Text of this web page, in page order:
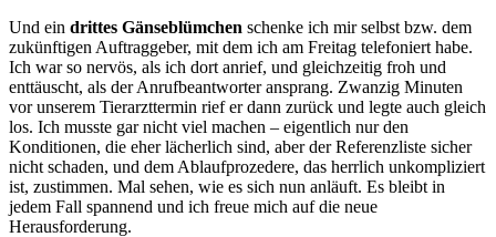
Und ein drittes Gänseblümchen schenke ich mir selbst bzw. dem
zukünftigen Auftraggeber, mit dem ich am Freitag telefoniert habe.
Ich war so nervös, als ich dort anrief, und gleichzeitig froh und
enttäuscht, als der Anrufbeantworter ansprang. Zwanzig Minuten
vor unserem Tierarzttermin rief er dann zurück und legte auch gleich
los. Ich musste gar nicht viel machen – eigentlich nur den
Konditionen, die eher lächerlich sind, aber der Referenzliste sicher
nicht schaden, und dem Ablaufprozedere, das herrlich unkompliziert
ist, zustimmen. Mal sehen, wie es sich nun anläuft. Es bleibt in
jedem Fall spannend und ich freue mich auf die neue
Herausforderung.